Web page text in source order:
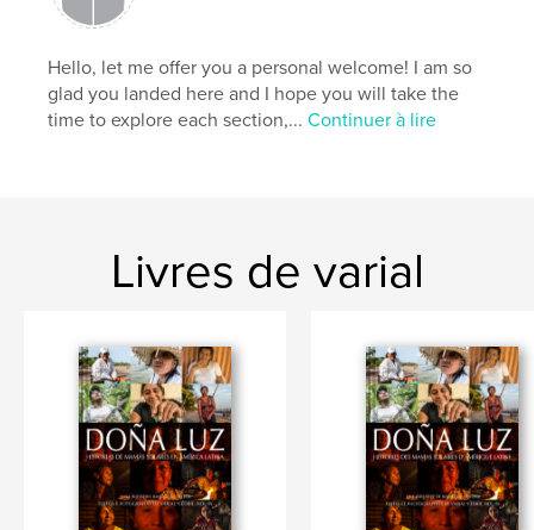
Date de publication:
Mots-clés
abstract , mouvement , travel , portrait
Hello, let me offer you a personal welcome! I am so
glad you landed here and I hope you will take the
time to explore each section,...Continuer à lire
Livres de varial